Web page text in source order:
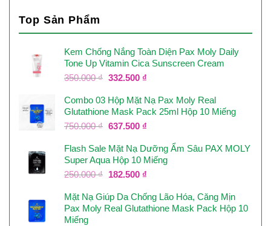
Top Sản Phẩm
Kem Chống Nắng Toàn Diện Pax Moly Daily
Tone Up Vitamin Cica Sunscreen Cream
350.000₫ Giá
là:
350.000 ₫.
332.500 ₫Giá
tại
là:
332.500 ₫.
Combo 03 Hộp Mặt Nạ Pax Moly Real
Glutathione Mask Pack 25ml Hộp 10 Miếng
750.000₫ Giá
là:
750.000 ₫.
637.500 ₫Giá
tại
là:
637.500 ₫.
Flash Sale Mặt Nạ Dưỡng Ẩm Sâu PAX MOLY
Super Aqua Hộp 10 Miếng
250.000₫ Giá
là:
250.000 ₫.
182.500 ₫Giá
tại
là:
Mặt Nạ Giúp Da Chống Lão Hóa, Căng Mịn
Pax Moly Real Glutathione Mask Pack Hộp 10
Miếng